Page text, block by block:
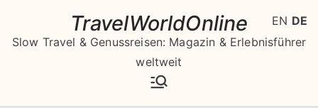
springen
TravelWorldOnline
Slow Travel & Genussreisen: Magazin & Erlebnisführer
weltweit
EN DE